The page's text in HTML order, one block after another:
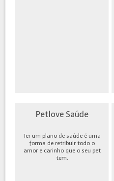
Petlove Saúde
Ter um plano de saúde é uma
forma de retribuir todo o
amor e carinho que o seu pet
tem.